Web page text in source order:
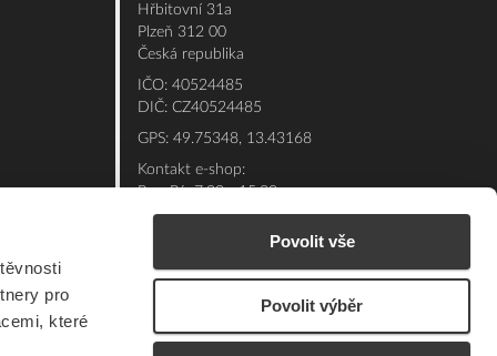
pro
které
Povolit vše
Povolit výběr
Hřbitovní 31a
Plzeň 312 00
Česká republika
IČO: 40524485
DIČ: CZ40524485
GPS: 49.75348, 13.43168
Kontakt e-shop:
Po - Pá: 7:00 - 15:30
E-mail:eshop@elfetex.cz